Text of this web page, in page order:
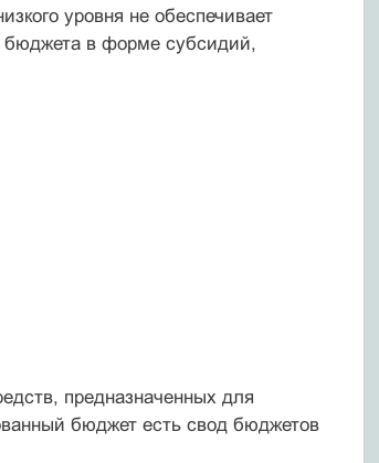
уровня не обеспечивает
бюд­жета в форме субсидий,
предназначенных для
бюджет есть свод бюджетов